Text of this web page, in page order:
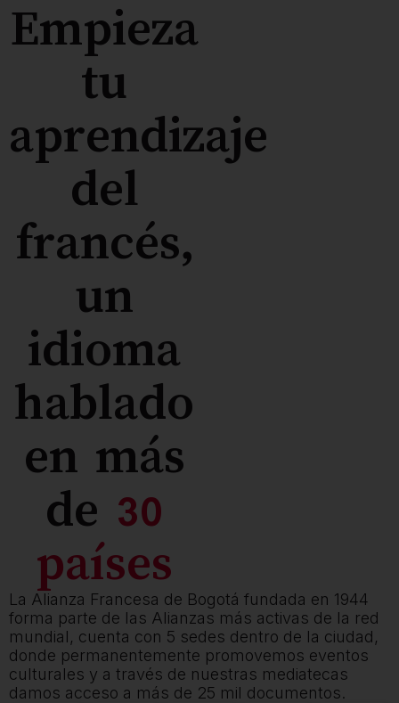
Empieza
tu
aprendizaje
del
francés,
un
idioma
hablado
en más
de 30
países
La Alianza Francesa de Bogotá fundada en 1944
forma parte de las Alianzas más activas de la red
mundial, cuenta con 5 sedes dentro de la ciudad,
donde permanentemente promovemos eventos
culturales y a través de nuestras mediatecas
damos acceso a más de 25 mil documentos.